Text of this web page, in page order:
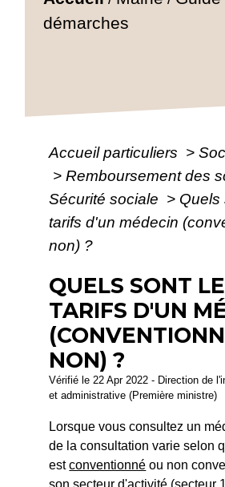
démarches
Accueil particuliers >
> Remboursement des
Sécurité sociale > Quels
tarifs d'un médecin
non) ?
QUELS SONT
TARIFS D'UN
NON) ?
Vérifié le 22 Apr 2022 - Direction de
et administrative (Première ministre)
Lorsque vous consultez un
de la consultation varie selon
estconventionné ou non
son secteur d'activité (secteur